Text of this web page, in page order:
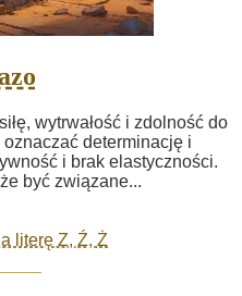
wytrwałość i zdolność do
determinację i
i brak elastyczności.
być związane...
literę Z, Ź, Ż